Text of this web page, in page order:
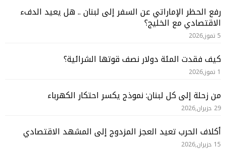
رفع الحظر الإماراتي عن السفر إلى لبنان .. هل يعيد الدفء
الاقتصادي مع الخليج؟
5 تموز,2026
كيف فقدت المئة دولار نصف قوتها الشرائية؟
1 تموز,2026
من زحلة إلى كل لبنان: نموذج يكسر احتكار الكهرباء
29 حزيران,2026
أكلاف الحرب تعيد العجز المزدوج إلى المشهد الاقتصادي
15 حزيران,2026